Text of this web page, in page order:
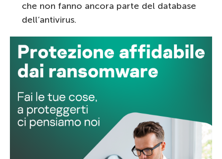
che non fanno ancora parte del database
dell’antivirus.